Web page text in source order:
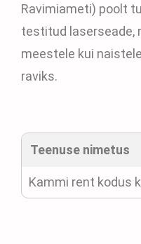
Ravimiameti) poolt
testitud laserseade,
meestele kui
raviks.
Teenuse nimetus
Kammi rent kodus